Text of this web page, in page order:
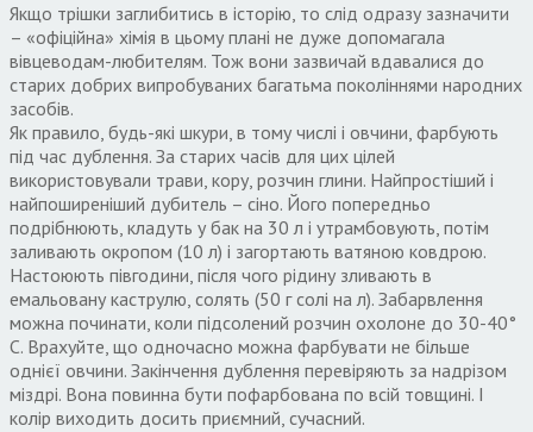
Якщо трішки заглибитись в історію, то слід одразу зазначити
– «офіційна» хімія в цьому плані не дуже допомагала
вівцеводам-любителям. Тож вони зазвичай вдавалися до
старих добрих випробуваних багатьма поколіннями народних
засобів.
Як правило, будь-які шкури, в тому числі і овчини, фарбують
під час дублення. За старих часів для цих цілей
використовували трави, кору, розчин глини. Найпростіший і
найпоширеніший дубитель – сіно. Його попередньо
подрібнюють, кладуть у бак на 30 л і утрамбовують, потім
заливають окропом (10 л) і загортають ватяною ковдрою.
Настоюють півгодини, після чого рідину зливають в
емальовану каструлю, солять (50 г солі на л). Забарвлення
можна починати, коли підсолений розчин охолоне до 30-40°
С. Врахуйте, що одночасно можна фарбувати не більше
однієї овчини. Закінчення дублення перевіряють за надрізом
міздрі. Вона повинна бути пофарбована по всій товщині. І
колір виходить досить приємний, сучасний.